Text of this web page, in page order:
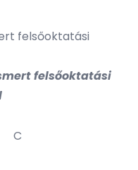
felsőoktatási
felsőoktatási
C